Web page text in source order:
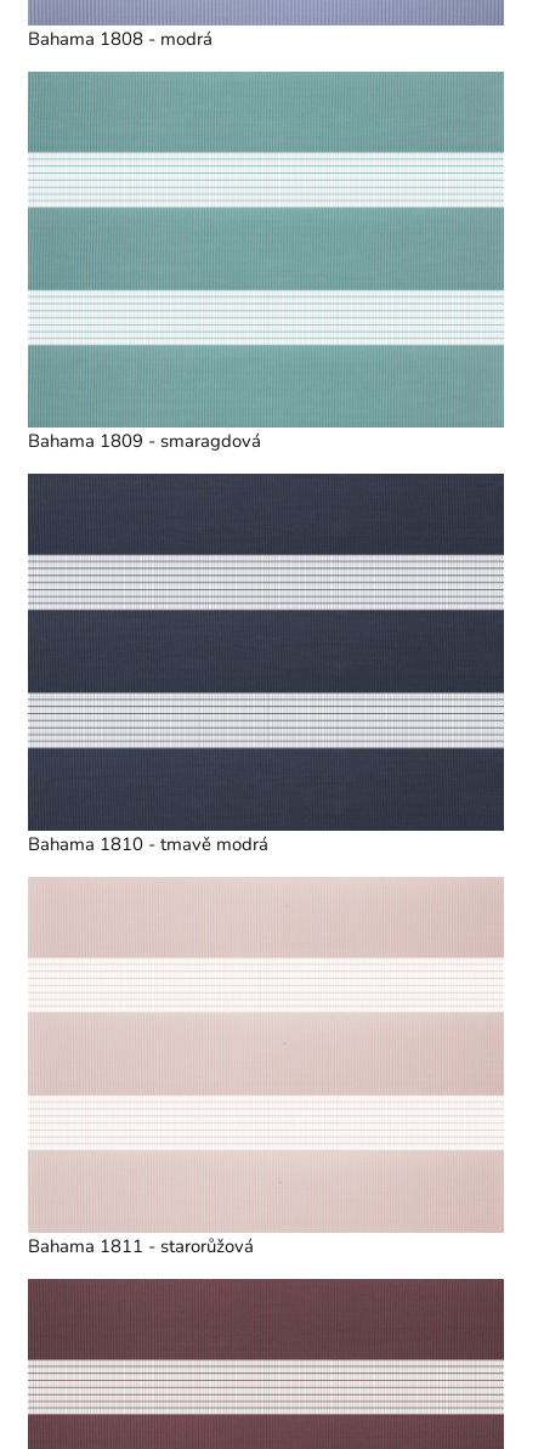
Bahama 1808 - modrá
Bahama 1809 - smaragdová
Bahama 1810 - tmavě modrá
Bahama 1811 - starorůžová